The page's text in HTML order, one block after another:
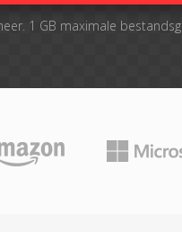
1 GB maximale